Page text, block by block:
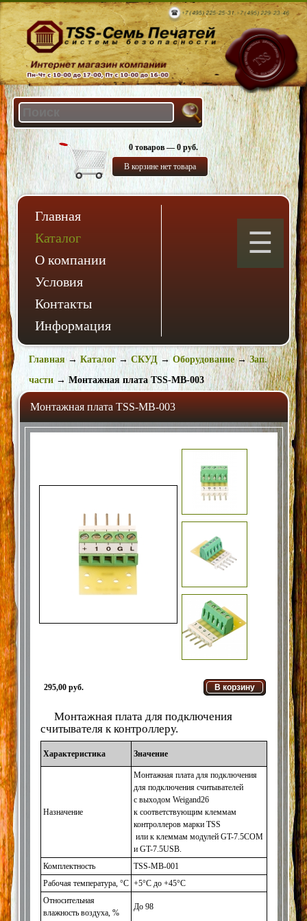
0 товаров — 0 руб.
В корзине нет товара
Главная
Каталог
О компании
Условия
Контакты
Информация
Главная→ Каталог→ СКУД→Оборудование→Зап.
части→ Монтажная плата TSS-MB-003
Монтажная плата TSS-MB-003
295,00 руб. В корзину
Монтажная плата для подключения
считывателя к контроллеру.
Характеристика Значение
Назначение
Монтажная плата для подключения
для подключения считывателей
с выходом Weigand26
к соответствующим клеммам
контроллеров марки TSS
или к клеммам модулей GT-7.5COM
и GT-7.5USB.
Комплектность
TSS-MB-001
Рабочая температура, °C +5°C до +45°C
Относительная
влажность воздуха, %
До 98